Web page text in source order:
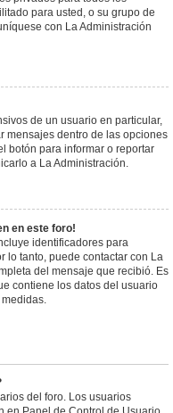
para usted, o su grupo de
con La Administración
de un usuario en particular,
mensajes dentro de las opciones
botón para informar o reportar
a La Administración.
en este foro!
identificadores para
lo tanto, puede contactar con La
del mensaje que recibió. Es
contiene los datos del usuario
del foro. Los usuarios